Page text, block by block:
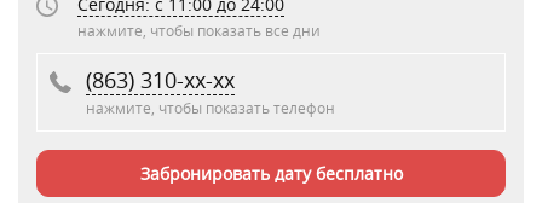
нажмите, чтобы показать все дни
(863) 310-xx-xx
нажмите, чтобы показать телефон
Забронировать дату бесплатно